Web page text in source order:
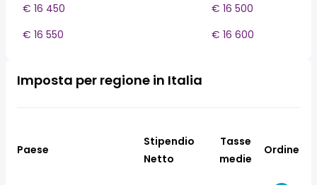
€ 16 450
€ 16 500
€ 16 550
€ 16 600
Imposta per regione in Italia
Paese
Stipendio
Netto
Tasse
medie
Ordine